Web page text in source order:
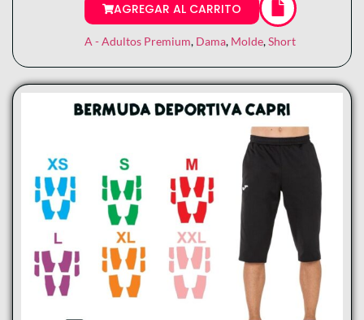
AGREGAR AL CARRITO
A - Adultos Premium, Dama, Molde,Short